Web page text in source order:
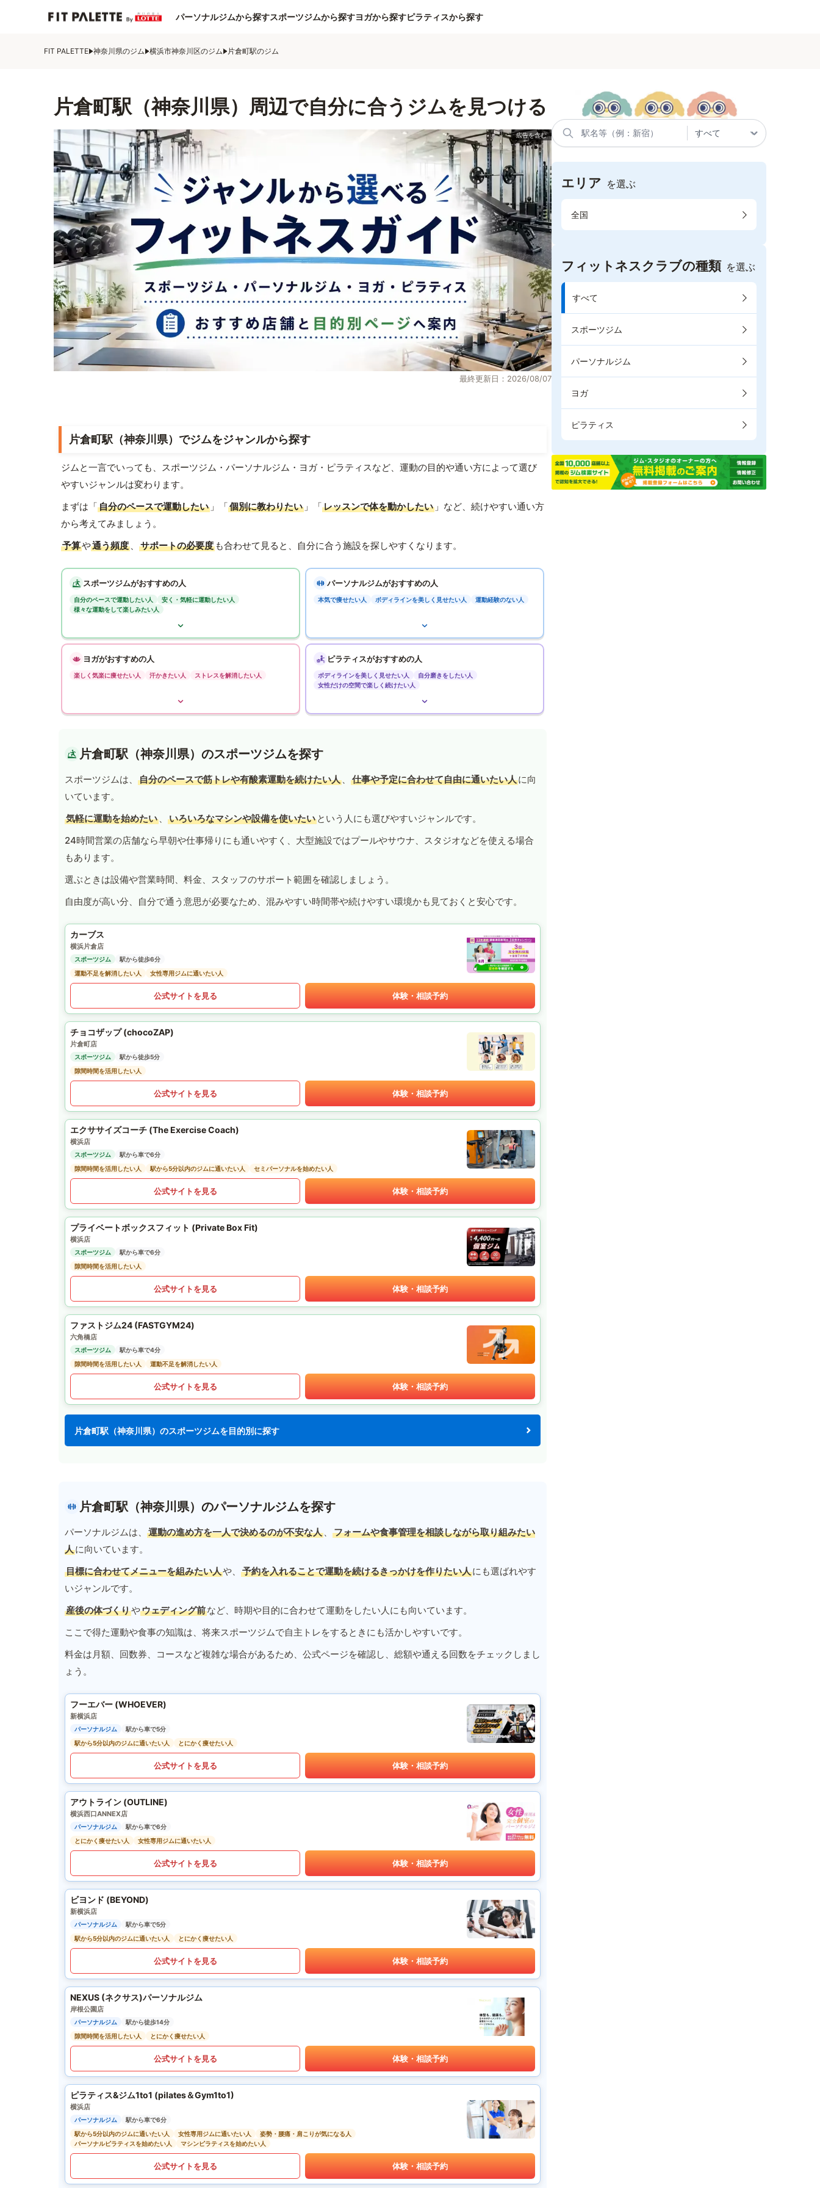
パーソナルジムから探すスポーツジムから探すヨガから探すピラティスから探す
FIT PALETTE 神奈川県のジム 横浜市神奈川区のジム 片倉町駅のジム
片倉町駅（神奈川県）周辺で自分に合うジムを見つける
最終更新日：2026/08/07
片倉町駅（神奈川県）でジムをジャンルから探す
ジムと一言でいっても、スポーツジム・パーソナルジム・ヨガ・ピラティスなど、運動の目的や通い方によって選び
やすいジャンルは変わります。
まずは「自分のペースで運動したい 」「個別に教わりたい 」「レッスンで体を動かしたい 」など、続けやすい通い方
から考えてみましょう。
予算や通う頻度 、 サポートの必要度 も合わせて見ると、自分に合う施設を探しやすくなります。
スポーツジムがおすすめの人
自分のペースで運動したい人
安く・気軽に運動したい人
様々な運動をして楽しみたい人
パーソナルジムがおすすめの人
本気で痩せたい人 ボディラインを美しく見せたい人 運動経験のない人
ヨガがおすすめの人
楽しく気楽に痩せたい人 汗かきたい人 ストレスを解消したい人
ピラティスがおすすめの人
ボディラインを美しく見せたい人
自分磨きをしたい人
女性だけの空間で楽しく続けたい人
片倉町駅（神奈川県）のスポーツジムを探す
スポーツジムは、 自分のペースで筋トレや有酸素運動を続けたい人 、 仕事や予定に合わせて自由に通いたい人に向
いています。
気軽に運動を始めたい 、 いろいろなマシンや設備を使いたい という人にも選びやすいジャンルです。
24時間営業の店舗なら早朝や仕事帰りにも通いやすく、大型施設ではプールやサウナ、スタジオなどを使える場合
もあります。
選ぶときは設備や営業時間、料金、スタッフのサポート範囲を確認しましょう。
自由度が高い分、自分で通う意思が必要なため、混みやすい時間帯や続けやすい環境かも見ておくと安心です。
カーブス
横浜片倉店
スポーツジム
駅から徒歩6分
運動不足を解消したい人
女性専用ジムに通いたい人
公式サイトを見る 体験・相談予約
チョコザップ (chocoZAP)
片倉町店
スポーツジム
駅から徒歩5分
隙間時間を活用したい人
公式サイトを見る 体験・相談予約
エクササイズコーチ (The Exercise Coach)
横浜店
スポーツジム
駅から車で6分
隙間時間を活用したい人
駅から5分以内のジムに通いたい人 セミパーソナルを始めたい人
公式サイトを見る 体験・相談予約
プライベートボックスフィット (Private Box Fit)
横浜店
スポーツジム
駅から車で6分
隙間時間を活用したい人
公式サイトを見る 体験・相談予約
ファストジム24 (FASTGYM24)
六角橋店
スポーツジム
駅から車で4分
隙間時間を活用したい人
運動不足を解消したい人
公式サイトを見る 体験・相談予約
片倉町駅（神奈川県）のスポーツジムを目的別に探す
片倉町駅（神奈川県）のパーソナルジムを探す
パーソナルジムは、 運動の進め方を一人で決めるのが不安な人 、
フォームや食事管理を相談しながら取り組みたい
人に向いています。
目標に合わせてメニューを組みたい人や、 予約を入れることで運動を続けるきっかけを作りたい人にも選ばれやす
いジャンルです。
産後の体づくりやウェディング前など、時期や目的に合わせて運動をしたい人にも向いています。
ここで得た運動や食事の知識は、将来スポーツジムで自主トレをするときにも活かしやすいです。
料金は月額、回数券、コースなど複雑な場合があるため、公式ページを確認し、総額や通える回数をチェックしまし
ょう。
フーエバー (WHOEVER)
新横浜店
パーソナルジム
駅から車で5分
駅から5分以内のジムに通いたい人
とにかく痩せたい人
公式サイトを見る 体験・相談予約
アウトライン (OUTLINE)
横浜西口ANNEX店
パーソナルジム
駅から車で6分
とにかく痩せたい人
女性専用ジムに通いたい人
公式サイトを見る 体験・相談予約
ビヨンド (BEYOND)
新横浜店
パーソナルジム
駅から車で5分
駅から5分以内のジムに通いたい人
とにかく痩せたい人
公式サイトを見る 体験・相談予約
NEXUS (ネクサス)パーソナルジム
岸根公園店
パーソナルジム
駅から徒歩14分
隙間時間を活用したい人
とにかく痩せたい人
公式サイトを見る 体験・相談予約
ピラティス&ジム1to1 (pilates＆Gym1to1)
横浜店
パーソナルジム
駅から車で6分
駅から5分以内のジムに通いたい人
女性専用ジムに通いたい人
姿勢・腰痛・肩こりが気になる人
パーソナルピラティスを始めたい人
マシンピラティスを始めたい人
公式サイトを見る 体験・相談予約
エリア を選ぶ
全国
フィットネスクラブの種類 を選ぶ
すべて
スポーツジム
パーソナルジム
ヨガ
ピラティス